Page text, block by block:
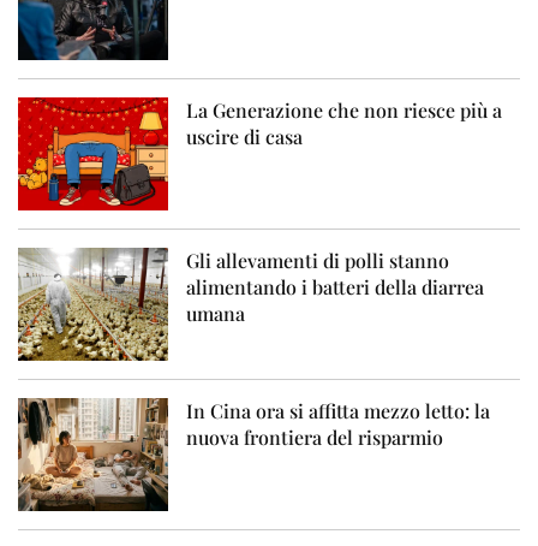
La Generazione che non riesce più a
uscire di casa
Gli allevamenti di polli stanno
alimentando i batteri della diarrea
umana
In Cina ora si affitta mezzo letto: la
nuova frontiera del risparmio